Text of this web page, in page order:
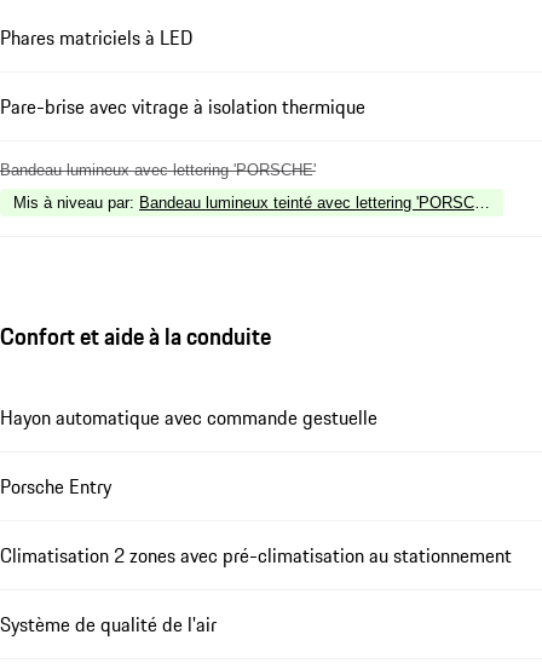
Phares matriciels à LED
Pare-brise avec vitrage à isolation thermique
Bandeau lumineux avec lettering 'PORSCHE'
Mis à niveau par: Bandeau lumineux teinté avec lettering 'PORSCHE'
Confort et aide à la conduite
Hayon automatique avec commande gestuelle
Porsche Entry
Climatisation 2 zones avec pré-climatisation au stationnement
Système de qualité de l'air